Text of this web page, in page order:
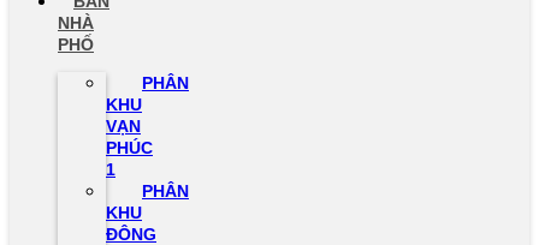
NHÀ
PHỐ
PHÂN
KHU
VẠN
PHÚC
1
PHÂN
KHU
ĐÔNG